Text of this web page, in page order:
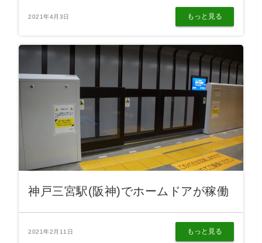
2021年4月3日 もっと見る
神戸三宮駅(阪神)でホームドアが稼働
2021年2月11日 もっと見る